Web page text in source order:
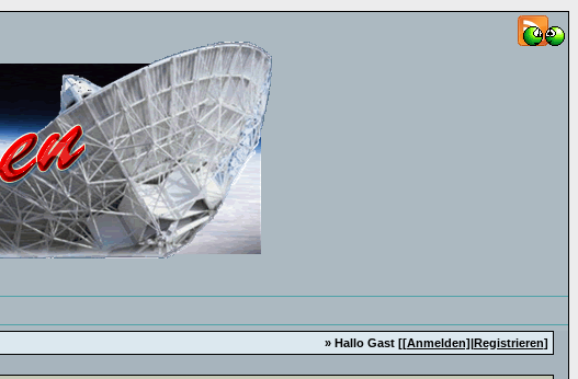
» Hallo Gast [[Anmelden]|Registrieren]